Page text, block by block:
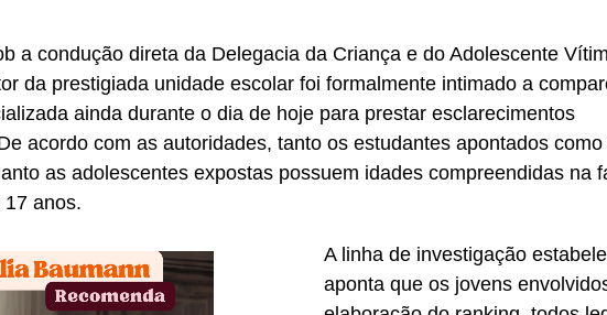
a condução direta da Delegacia da Criança e do Adolescente
da prestigiada unidade escolar foi formalmente intimado a
ainda durante o dia de hoje para prestar esclarecimentos
acordo com as autoridades, tanto os estudantes apontados
as adolescentes expostas possuem idades compreendidas na
anos.
A linha de investigação
aponta que os jovens